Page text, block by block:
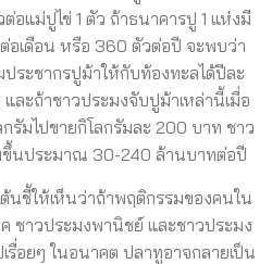
แม่ปูไข่ 1 ตัว ถ้าธนาคารปู 1 แห่งมี
อเดือน หรือ 360 ตัวต่อปี จะพบว่า
ระชากรปูม้าให้กับท้องทะลได้ปีละ
ะถ้าชาวประมงจับปูม้าเหล่านี้เมื่อ
รัมไปขายกิโลกรัมละ 200 บาท ชาว
ขึ้นประมาณ 30-240 ล้านบาทต่อปี
นชี้ให้เห็นว่าถ้าพฤติกรรมของคนใน
ชาวประมงพานิชย์ และชาวประมง
รื่อยๆ ในอนาคต ปลาทูอาจกลายเป็น